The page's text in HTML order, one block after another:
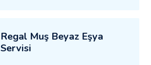
Regal Muş Beyaz Eşya
Servisi